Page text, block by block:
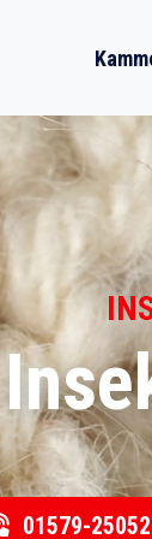
01579-